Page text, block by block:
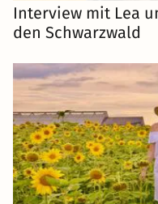
Interview mit Lea
den Schwarzwald